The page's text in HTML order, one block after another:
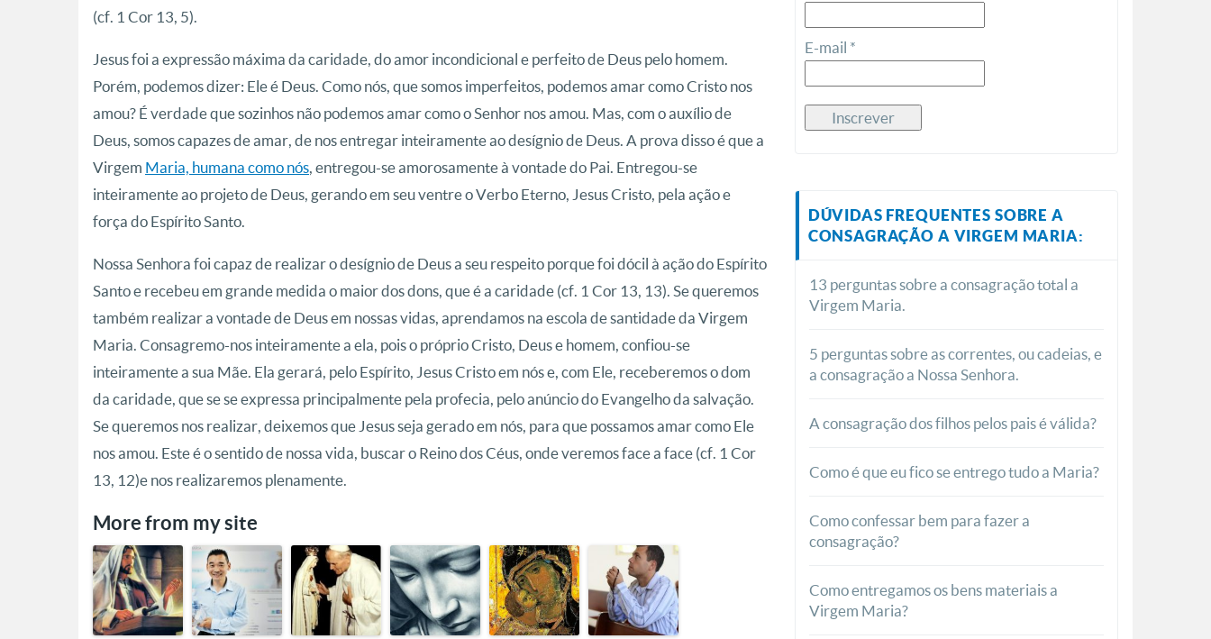
(cf. 1 Cor 13, 5).
Jesus foi a expressão máxima da caridade, do amor incondicional e perfeito de Deus pelo homem.
Porém, podemos dizer: Ele é Deus. Como nós, que somos imperfeitos, podemos amar como Cristo nos
amou? É verdade que sozinhos não podemos amar como o Senhor nos amou. Mas, com o auxílio de
Deus, somos capazes de amar, de nos entregar inteiramente ao desígnio de Deus. A prova disso é que a
Virgem Maria, humana como nós, entregou-se amorosamente à vontade do Pai. Entregou-se
inteiramente ao projeto de Deus, gerando em seu ventre o Verbo Eterno, Jesus Cristo, pela ação e
força do Espírito Santo.
Nossa Senhora foi capaz de realizar o desígnio de Deus a seu respeito porque foi dócil à ação do Espírito
Santo e recebeu em grande medida o maior dos dons, que é a caridade (cf. 1 Cor 13, 13). Se queremos
também realizar a vontade de Deus em nossas vidas, aprendamos na escola de santidade da Virgem
Maria. Consagremo-nos inteiramente a ela, pois o próprio Cristo, Deus e homem, confiou-se
inteiramente a sua Mãe. Ela gerará, pelo Espírito, Jesus Cristo em nós e, com Ele, receberemos o dom
da caridade, que se se expressa principalmente pela profecia, pelo anúncio do Evangelho da salvação.
Se queremos nos realizar, deixemos que Jesus seja gerado em nós, para que possamos amar como Ele
nos amou. Este é o sentido de nossa vida, buscar o Reino dos Céus, onde veremos face a face (cf. 1 Cor
13, 12) e nos realizaremos plenamente.
More from my site
E-mail *
DÚVIDAS FREQUENTES SOBRE A
CONSAGRAÇÃO A VIRGEM MARIA:
13 perguntas sobre a consagração total a
Virgem Maria.
5 perguntas sobre as correntes, ou cadeias, e
a consagração a Nossa Senhora.
A consagração dos filhos pelos pais é válida?
Como é que eu fico se entrego tudo a Maria?
Como confessar bem para fazer a
consagração?
Como entregamos os bens materiais a
Virgem Maria?